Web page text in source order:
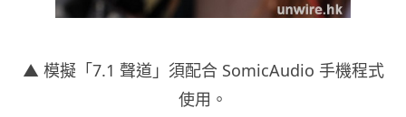
▲ 模擬「7.1 聲道」須配合 SomicAudio 手機程式
使用。